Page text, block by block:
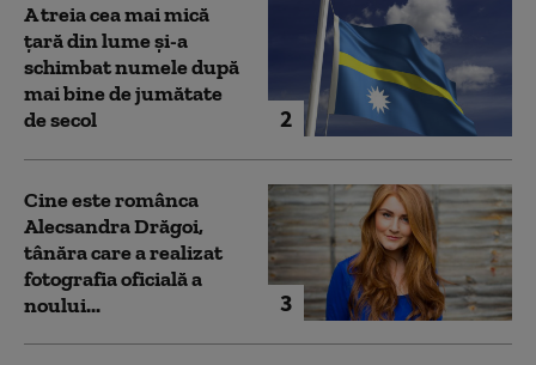
2
A treia cea mai mică
țară din lume și-a
schimbat numele după
mai bine de jumătate
de secol
3
Cine este românca
Alecsandra Drăgoi,
tânăra care a realizat
fotografia oficială a
noului...